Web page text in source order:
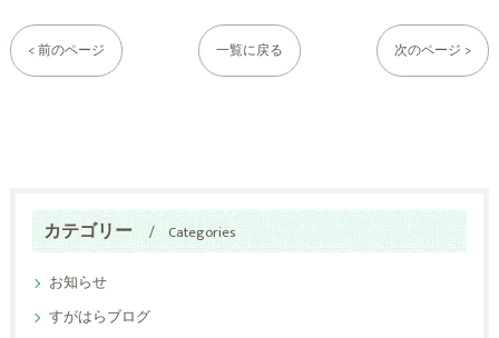
< 前のページ 一覧に戻る 次のページ >
カテゴリー Categories
お知らせ
すがはらブログ